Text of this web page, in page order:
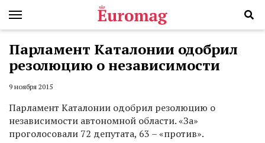
Парламент Каталонии одобрил
резолюцию о независимости
9 ноября 2015
Парламент Каталонии одобрил резолюцию о
независимости автономной области. «За»
проголосовали 72 депутата, 63 – «против».